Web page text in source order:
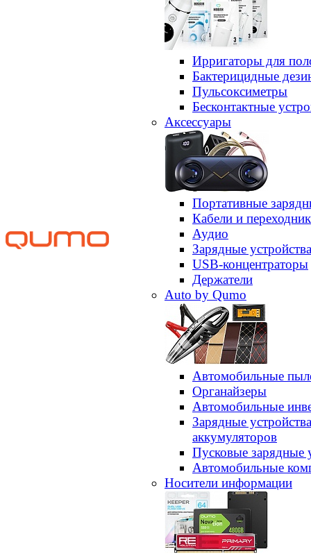
Ирригаторы для
Бактерицидные
Пульсоксиметры
Бесконтактные
Аксессуары
Портативные
Кабели и
Аудио
Зарядные устройства
USB-концентраторы
Держатели
Auto by Qumo
Автомобильные
Органайзеры
Автомобильные
Зарядные
аккумуляторов
Пусковые зарядные
Автомобильные
Носители информации